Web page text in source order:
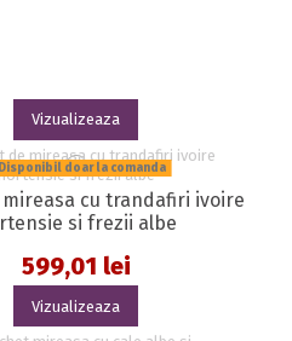
Vizualizeaza
Disponibil doar la comanda
mireasa cu trandafiri ivoire
si frezii albe
599,01 lei
Vizualizeaza